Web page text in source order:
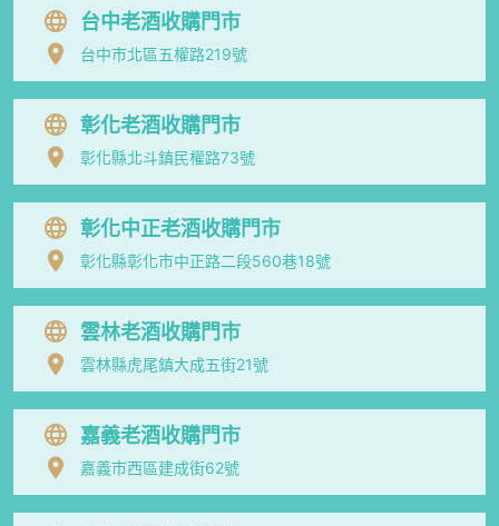
台中老酒收購門市
台中市北區五權路219號
彰化老酒收購門市
彰化縣北斗鎮民權路73號
彰化中正老酒收購門市
彰化縣彰化市中正路二段560巷18號
雲林老酒收購門市
雲林縣虎尾鎮大成五街21號
嘉義老酒收購門市
嘉義市西區建成街62號